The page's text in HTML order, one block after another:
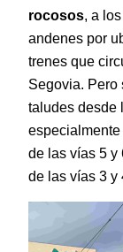
rocosos, a
andenes por
trenes que
Segovia. Pero
taludes desde
de las vías 5 y
de las vías 3 y